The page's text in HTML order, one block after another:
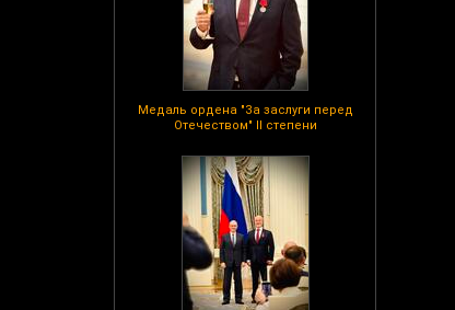
Медаль ордена "За заслуги перед
Отечеством" II степени